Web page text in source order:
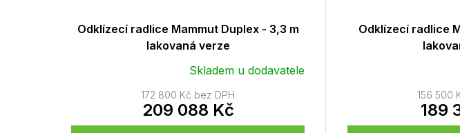
Odklízecí radlice Mammut Duplex - 3,3 m
lakovaná verze
Skladem u dodavatele
172 800 Kč bez DPH
209 088 Kč
Odklízecí radlice
156 500
189